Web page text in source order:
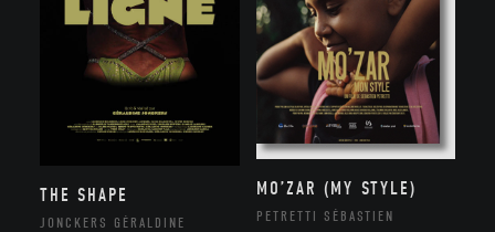
THE SHAPE
JONCKERS GÉRALDINE
MO’ZAR (MY STYLE)
PETRETTI SÉBASTIEN